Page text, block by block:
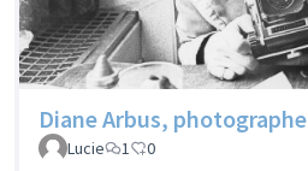
Diane Arbus, photographe
Lucie 1 0